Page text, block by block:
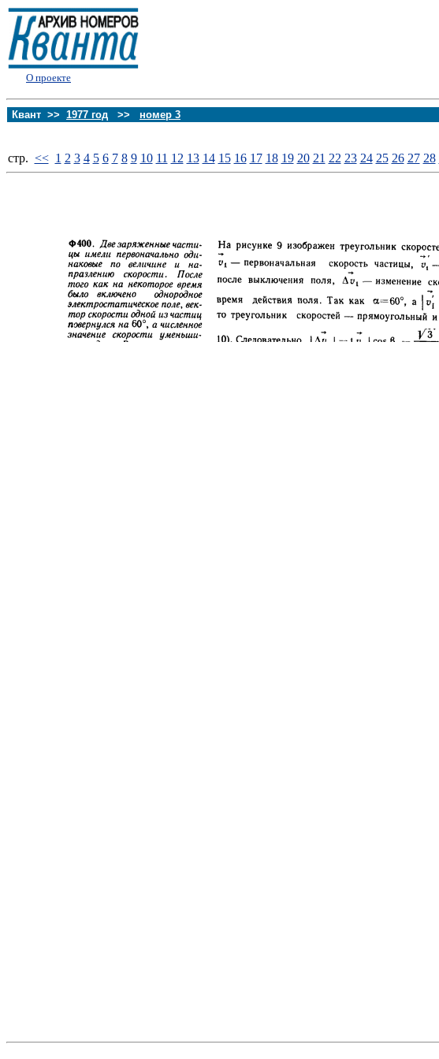
О проекте
Квант >> 1977 год >> номер 3
стp. << 1 2 3 4 5 6 7 8 9 10 11 12 13 14 15 16 17 18 19 20 21 22 23 24 25 26 27 28